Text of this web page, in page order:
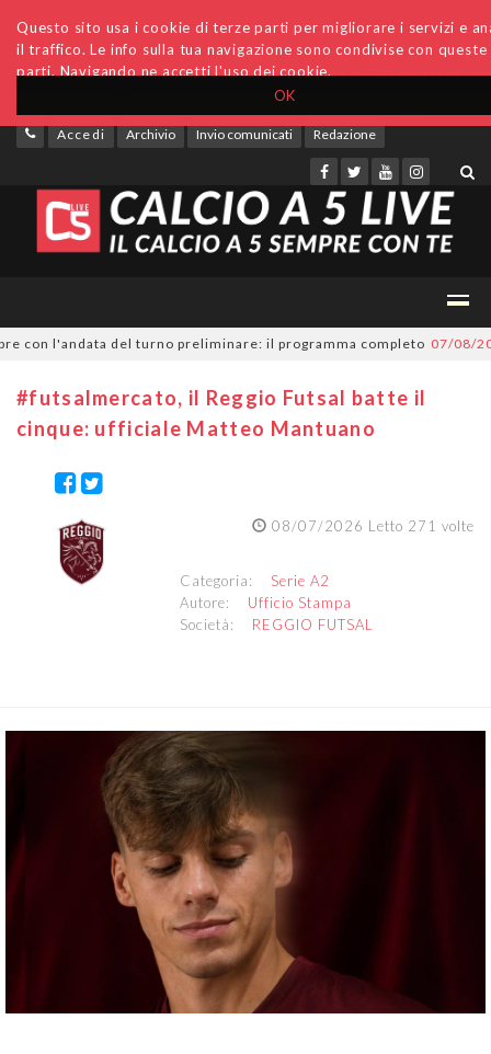
OK
Questo sito usa i cookie di terze parti per migliorare i servizi e
il traffico. Le info sulla tua navigazione sono condivise con
parti. Navigando ne accetti l'uso dei cookie.
Accedi Archivio Invio comunicati Redazione
l'andata del turno preliminare: il programma completo 07/08/2026
#futsalmercato, il Reggio Futsal batte il
cinque: ufficiale Matteo Mantuano
08/07/2026 Letto 271 volte
Categoria: Serie A2
Autore: Ufficio Stampa
Società: REGGIO FUTSAL